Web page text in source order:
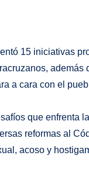
15 iniciativas
además
a cara con el
que enfrenta
reformas al
acoso y